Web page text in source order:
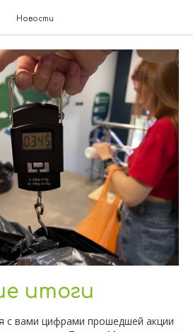
Новости
итоги
с вами цифрами прошедшей акции